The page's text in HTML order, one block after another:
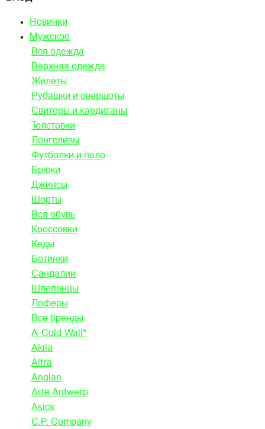
Новинки
Мужское
Вся одежда
Верхняя одежда
Жилеты
Рубашки и овершоты
Свитеры и кардиганы
Толстовки
Лонгсливы
Футболки и поло
Брюки
Джинсы
Шорты
Вся обувь
Кроссовки
Кеды
Ботинки
Сандалии
Шлепанцы
Лоферы
Все бренды
A-Cold-Wall*
Akila
Altra
Anglan
Arte Antwerp
Asics
C.P. Company